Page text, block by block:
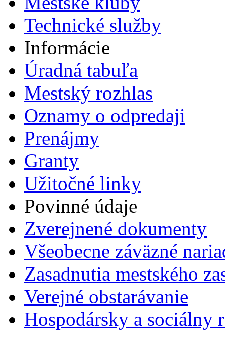
Technické služby
Informácie
Úradná tabuľa
Mestský rozhlas
Oznamy o odpredaji
Prenájmy
Granty
Užitočné linky
Povinné údaje
Zverejnené dokumenty
Všeobecne záväzné
Zasadnutia mestského
Verejné obstarávanie
Hospodársky a sociálny